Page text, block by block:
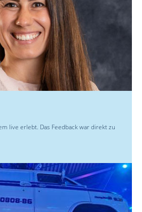
live erlebt. Das Feedback war direkt zu